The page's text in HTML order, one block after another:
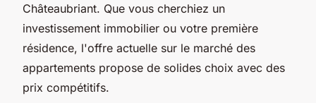
Châteaubriant. Que vous cherchiez un
investissement immobilier ou votre première
résidence, l'offre actuelle sur le marché des
appartements propose de solides choix avec des
prix compétitifs.